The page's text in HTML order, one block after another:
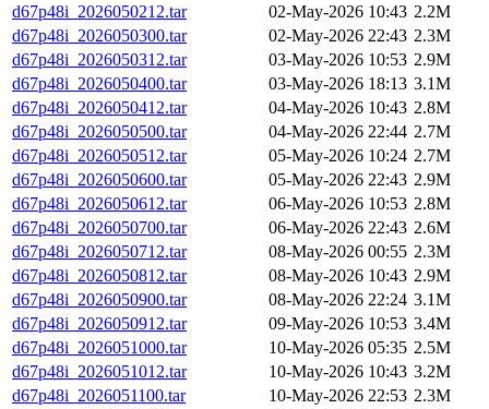
d67p48i_2026050212.tar
02-May-2026 10:43 2.2M
d67p48i_2026050300.tar
02-May-2026 22:43 2.3M
d67p48i_2026050312.tar
03-May-2026 10:53 2.9M
d67p48i_2026050400.tar
03-May-2026 18:13 3.1M
d67p48i_2026050412.tar
04-May-2026 10:43 2.8M
d67p48i_2026050500.tar
04-May-2026 22:44 2.7M
d67p48i_2026050512.tar
05-May-2026 10:24 2.7M
d67p48i_2026050600.tar
05-May-2026 22:43 2.9M
d67p48i_2026050612.tar
06-May-2026 10:53 2.8M
d67p48i_2026050700.tar
06-May-2026 22:43 2.6M
d67p48i_2026050712.tar
08-May-2026 00:55 2.3M
d67p48i_2026050812.tar
08-May-2026 10:43 2.9M
d67p48i_2026050900.tar
08-May-2026 22:24 3.1M
d67p48i_2026050912.tar
09-May-2026 10:53 3.4M
d67p48i_2026051000.tar
10-May-2026 05:35 2.5M
d67p48i_2026051012.tar
10-May-2026 10:43 3.2M
d67p48i_2026051100.tar
10-May-2026 22:53 2.3M